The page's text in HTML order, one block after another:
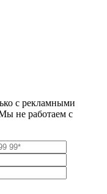
с рекламными
не работаем с